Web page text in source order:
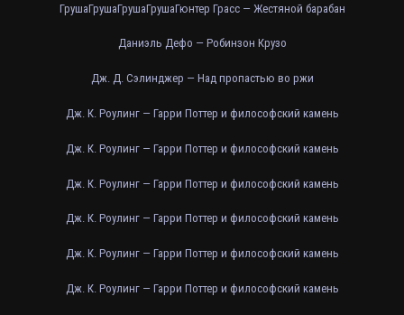
ГрушаГрушаГрушаГрушаГюнтер Грасс — Жестяной барабан
Даниэль Дефо — Робинзон Крузо
Дж. Д. Сэлинджер — Над пропастью во ржи
Дж. К. Роулинг — Гарри Поттер и философский камень
Дж. К. Роулинг — Гарри Поттер и философский камень
Дж. К. Роулинг — Гарри Поттер и философский камень
Дж. К. Роулинг — Гарри Поттер и философский камень
Дж. К. Роулинг — Гарри Поттер и философский камень
Дж. К. Роулинг — Гарри Поттер и философский камень